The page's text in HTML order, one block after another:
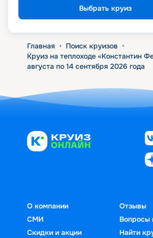
Выбрать круиз
Главная • Поиск круизов •
Круиз на теплоходе «Константин
августа по 14 сентября 2026 года
О компании
СМИ
Скидки и акции
Отзывы
Вопросы
Найти